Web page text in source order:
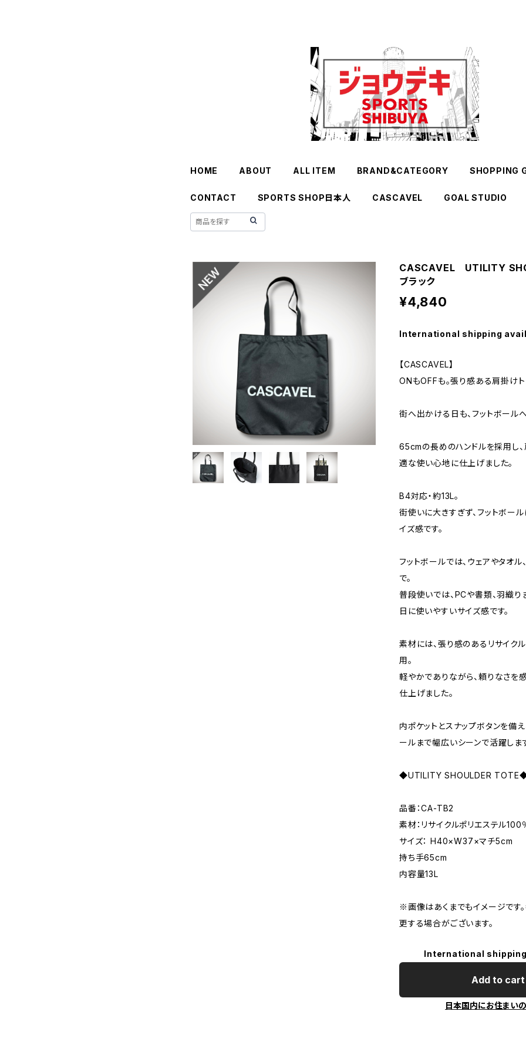
HOME ABOUT ALL ITEM BRAND&CATEGORY SHOPPING
CONTACT SPORTS SHOP日本人 CASCAVEL GOAL STUDIO
CASCAVEL UTILITY
ブラック
¥4,840
International shipping
【CASCAVEL】
ONもOFFも。張り感ある肩掛けト
街へ出かける日も、フットボール
65cmの長めのハンドルを採用し
適な使い心地に仕上げました。
B4対応・約13L。
街使いに大きすぎず、フットボー
イズ感です。
フットボールでは、ウェアやタオル
で。
普段使いでは、PCや書類、羽織り
日に使いやすいサイズ感です。
素材には、張り感のあるリサイク
用。
軽やかでありながら、頼りなさを
仕上げました。
内ポケットとスナップボタンを備
ールまで幅広いシーンで活躍しま
◆UTILITY SHOULDER
品番：CA-TB2
素材：リサイクルポリエステル100
サイズ： H40×W37×マチ5cm
持ち手65cm
内容量13L
※画像はあくまでもイメージです
更する場合がございます。
International
Add to cart
日本国内にお住まい